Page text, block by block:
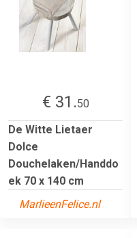
€ 31.50
De Witte Lietaer
Dolce
Douchelaken/Handdo
ek 70 x 140 cm
MarlieenFelice.nl